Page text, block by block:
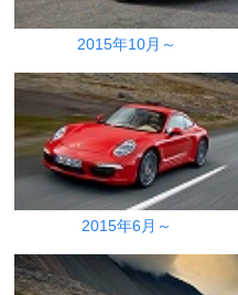
2015年10月～
2015年6月～